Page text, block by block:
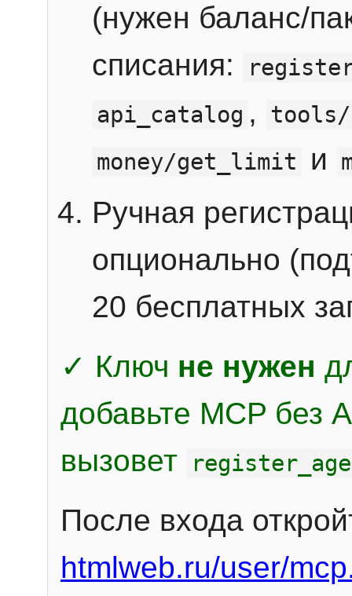
(нужен баланс/
списания:
api_catalog ,
money/get_limit
и
Ручная
опционально
20 бесплатных
✓ Ключ не нужен
добавьте MCP без
вызовет
После входа
htmlweb.ru/user/